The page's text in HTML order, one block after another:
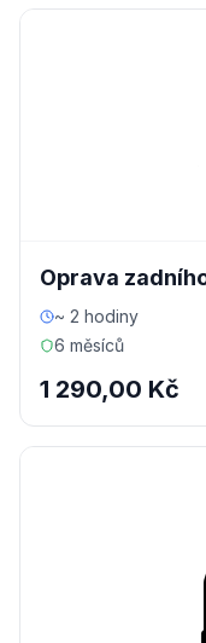
Oprava
~ 2 hodiny
6 měsíců
1 290,00 Kč